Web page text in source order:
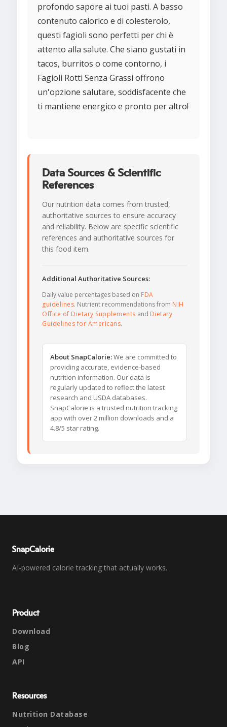
profondo sapore ai tuoi pasti. A basso
contenuto calorico e di colesterolo,
questi fagioli sono perfetti per chi è
attento alla salute. Che siano gustati in
tacos, burritos o come contorno, i
Fagioli Rotti Senza Grassi offrono
un'opzione salutare, soddisfacente che
ti mantiene energico e pronto per altro!
Data Sources & Scientific
References
Our nutrition data comes from trusted,
authoritative sources to ensure accuracy
and reliability. Below are specific scientific
references and authoritative sources for
this food item.
Additional Authoritative Sources:
Daily value percentages based on FDA
guidelines. Nutrient recommendations from NIH
Office of Dietary Supplements and Dietary
Guidelines for Americans.
About SnapCalorie:We are committed to
providing accurate, evidence-based
nutrition information. Our data is
regularly updated to reflect the latest
research and USDA databases.
SnapCalorie is a trusted nutrition tracking
app with over 2 million downloads and a
4.8/5 star rating.
SnapCalorie
AI-powered calorie tracking that actually works.
Product
Download
Blog
API
Resources
Nutrition Database